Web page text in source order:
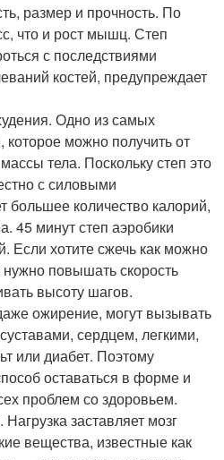
размер и прочность. По
что и рост мышц. Степ
с последствиями
костей, предупреждает
Одно из самых
можно получить от
тела. Поскольку степ это
с силовыми
большее количество калорий,
45 минут степ аэробики
Если хотите сжечь как можно
повышать скорость
высоту шагов.
ожирение, могут вызывать
сердцем, легкими,
или диабет. Поэтому
оставаться в форме и
проблем со здоровьем.
заставляет мозг
вещества, известные как